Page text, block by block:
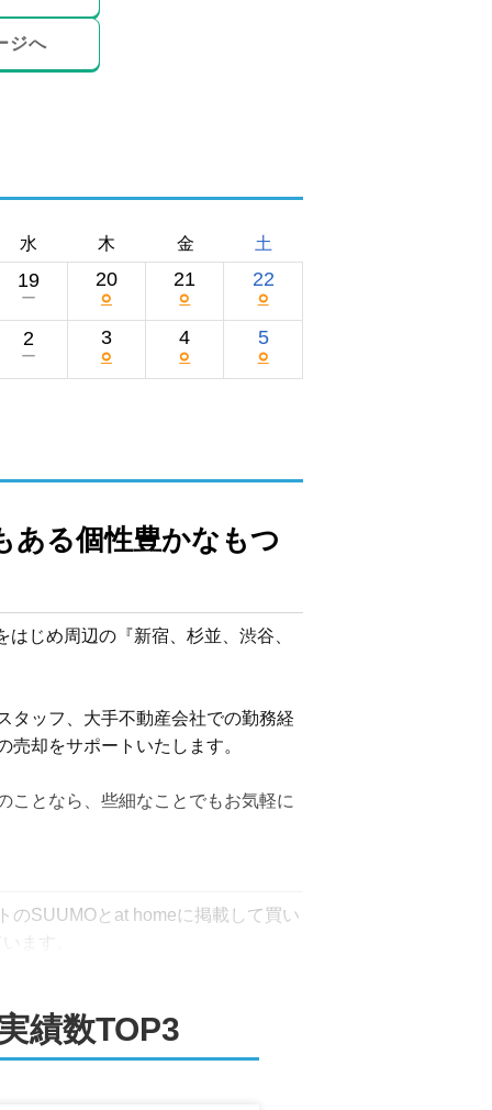
ジへ
水 木 金 土
19
ー
20
○
21
○
22
○
2
ー
3
○
4
○
5
○
ある個性豊かなもつ
じめ周辺の『新宿、杉並、渋谷、
タッフ、大手不動産会社での勤務経
却をサポートいたします。
ことなら、些細なことでもお気軽に
のSUUMOとat homeに掲載して買い
ます。
績数TOP3